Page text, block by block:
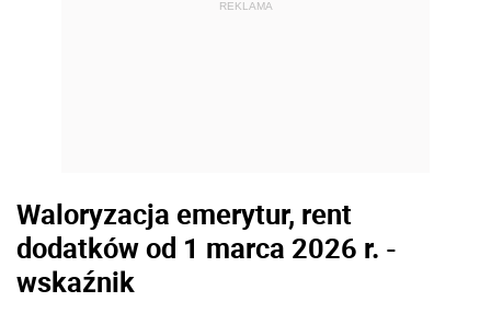
REKLAMA
Waloryzacja emerytur, rent
dodatków od 1 marca 2026 r. -
wskaźnik